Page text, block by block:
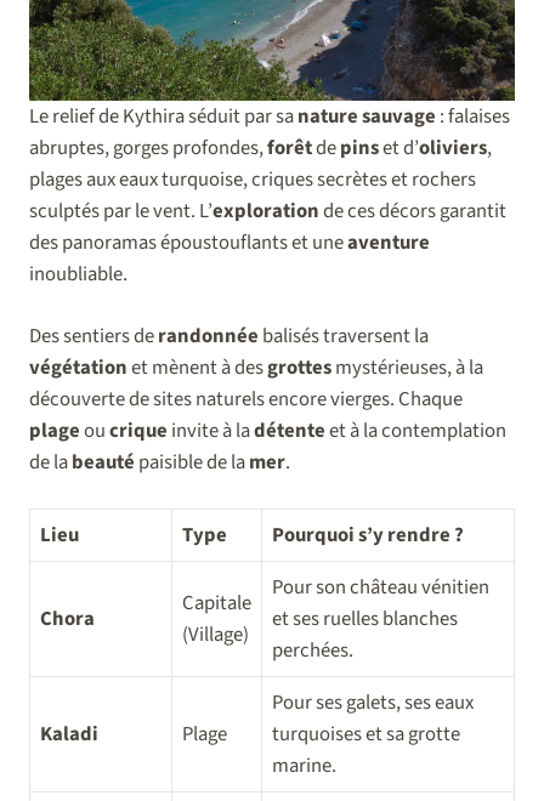
Le relief de Kythira séduit par sanature sauvage : falaises
abruptes, gorges profondes,forêtdepinset d’oliviers,
plages aux eaux turquoise, criques secrètes et rochers
sculptés par le vent. L’explorationde ces décors garantit
des panoramas époustouflants et uneaventure
inoubliable.
Des sentiers derandonnée balisés traversent la
végétationet mènent à desgrottesmystérieuses, à la
découverte de sites naturels encore vierges. Chaque
plageoucrique invite à ladétenteet à la contemplation
de labeauté paisible de lamer.
Lieu Type Pourquoi s’y rendre ?
Chora
Capitale
(Village)
Pour son château vénitien
et ses ruelles blanches
perchées.
Kaladi Plage
Pour ses galets, ses eaux
turquoises et sa grotte
marine.